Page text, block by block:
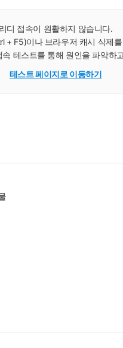
리디 접속이 원활하지 않습니다.
+ F5)이나 브라우저 캐시 삭제
테스트를 통해 원인을 파악하
테스트 페이지로 이동하기